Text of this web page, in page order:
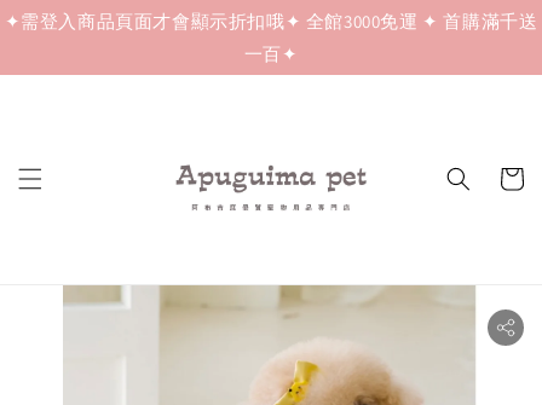
✦需登入商品頁面才會顯示折扣哦✦ 全館3000免運 ✦ 首購滿千送
一百✦